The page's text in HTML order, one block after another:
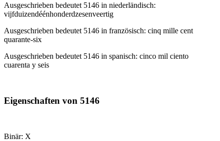
Ausgeschrieben bedeutet 5146 in niederländisch:
vijfduizendéénhonderdzesenveertig
Ausgeschrieben bedeutet 5146 in französisch: cinq mille cent
quarante-six
Ausgeschrieben bedeutet 5146 in spanisch: cinco mil ciento
cuarenta y seis
Eigenschaften von 5146
Binär: X